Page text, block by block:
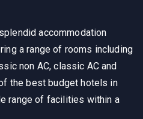
accommodation
a range of rooms including
non AC, classic AC and
the best budget hotels in
range of facilities within a